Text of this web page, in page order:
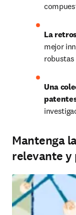
La
mejor
Una
Mantenga
relevante y